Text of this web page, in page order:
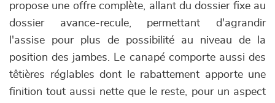
propose une offre complète, allant du dossier fixe au
dossier avance-recule, permettant d'agrandir
l'assise pour plus de possibilité au niveau de la
position des jambes. Le canapé comporte aussi des
têtières réglables dont le rabattement apporte une
finition tout aussi nette que le reste, pour un aspect